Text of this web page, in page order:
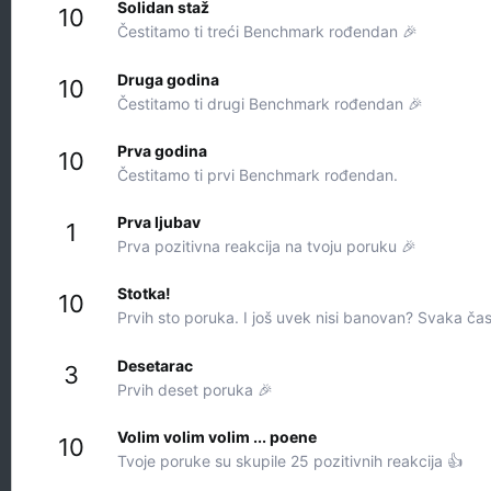
10
Solidan staž
Čestitamo ti treći Benchmark rođendan 🎉
10
Druga godina
Čestitamo ti drugi Benchmark rođendan 🎉
10
Prva godina
Čestitamo ti prvi Benchmark rođendan.
1
Prva ljubav
Prva pozitivna reakcija na tvoju poruku 🎉
10
Stotka!
Prvih sto poruka. I još uvek nisi banovan? Svaka
3
Desetarac
Prvih deset poruka 🎉
10
Volim volim volim ... poene
Tvoje poruke su skupile 25 pozitivnih reakcija 👍